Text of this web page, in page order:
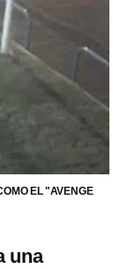
EL "AVENGE
una